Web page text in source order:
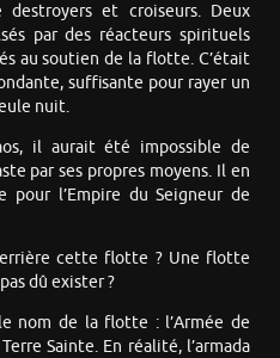
destroyers et croiseurs. Deux
par des réacteurs spirituels
au soutien de la flotte. C’était
suffisante pour rayer un
nuit.
il aurait été impossible de
par ses propres moyens. Il en
l’Empire du Seigneur de
cette flotte ? Une flotte
dû exister ?
nom de la flotte : l’Armée de
Sainte. En réalité, l’armada